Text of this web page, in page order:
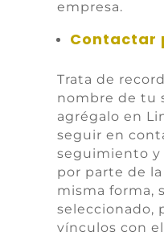
empresa.
Contactar
Trata de
nombre de tu
agrégalo en
seguir en
seguimiento y
por parte de
misma forma,
seleccionado,
vínculos con